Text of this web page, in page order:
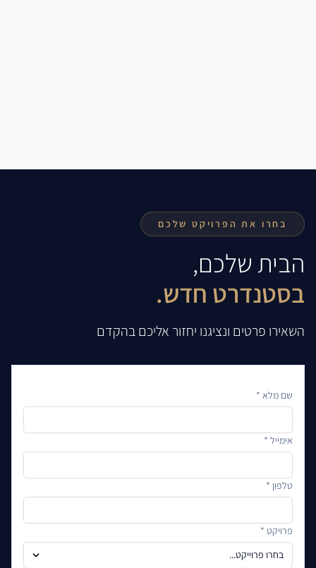
בחרו את הפרויקט שלכם
הבית שלכם,
בסטנדרט חדש.
השאירו פרטים ונציגנו יחזור אליכם בהקדם
שם מלא *
אימייל *
טלפון *
פרויקט *